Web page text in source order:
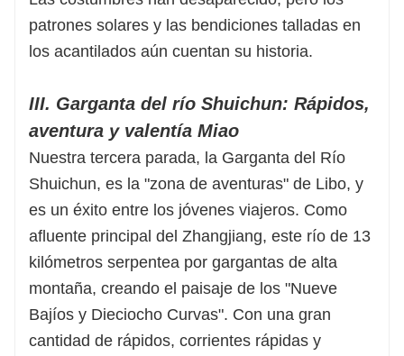
patrones solares y las bendiciones talladas en
los acantilados aún cuentan su historia.
III. Garganta del río Shuichun: Rápidos,
aventura y valentía Miao
Nuestra tercera parada, la Garganta del Río
Shuichun, es la "zona de aventuras" de Libo, y
es un éxito entre los jóvenes viajeros. Como
afluente principal del Zhangjiang, este río de 13
kilómetros serpentea por gargantas de alta
montaña, creando el paisaje de los "Nueve
Bajíos y Dieciocho Curvas". Con una gran
cantidad de rápidos, corrientes rápidas y